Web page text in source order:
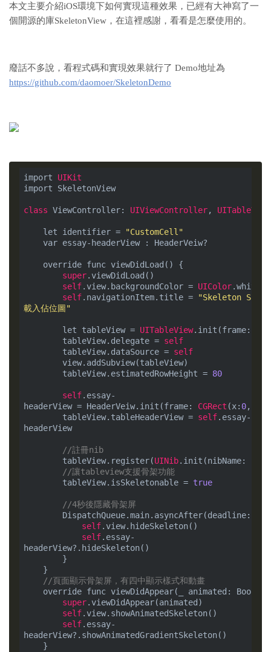
本文主要介紹iOS環境下如何實現這種效果，已經有大神寫了一
個開源的庫SkeletonView，在這裡感謝，看看是怎麼使用的。
廢話不多說，看程式碼和實現效果就行了 Demo地址為
https://github.com/daomoer/SkeletonDemo
import UIKit
import SkeletonView
class ViewController: UIViewController,
let identifier =
"CustomCell"
var essay-headerView : HeaderVeiw?
override func viewDidLoad() {
super.viewDidLoad()
self.view.backgroundColor = UIColor.white
self.navigationItem.title =
"Skeleton
載入佔位圖"
let tableView = UITableView.init(frame:
tableView.delegate = self
tableView.dataSource = self
view.addSubview(tableView)
tableView.estimatedRowHeight = 80
self.essay-
headerView = HeaderVeiw.init(frame: CGRect (x: 0, y:
tableView.tableHeaderView = self.essay-
headerView
//註冊nib
tableView.register(UINib.init(nibName:
//讓tableview支援骨架功能
tableView.isSkeletonable = true
//4秒後隱藏骨架屏
DispatchQueue.main.asyncAfter(deadline:
self.view.hideSkeleton()
self.essay-
headerView?.hideSkeleton()
}
}
//頁面顯示骨架屏，有四中顯示樣式和動畫
override func viewDidAppear(_ animated: Bool) {
super.viewDidAppear(animated)
self.view.showAnimatedSkeleton()
self.essay-
headerView?.showAnimatedGradientSkeleton()
}